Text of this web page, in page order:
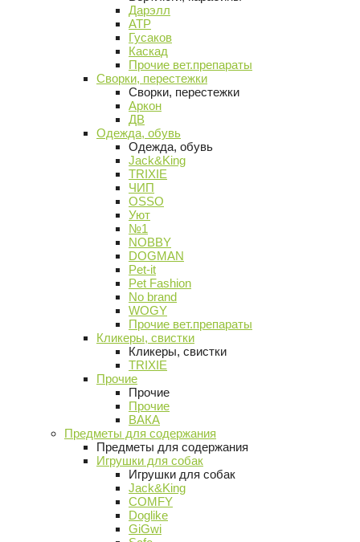
Дарэлл
АТР
Гусаков
Каскад
Прочие вет.препараты
Сворки, перестежки
Сворки, перестежки
Аркон
ДВ
Одежда, обувь
Одежда, обувь
Jack&King
TRIXIE
ЧИП
OSSO
Уют
№1
NOBBY
DOGMAN
Pet-it
Pet Fashion
No brand
WOGY
Прочие вет.препараты
Кликеры, свистки
Кликеры, свистки
TRIXIE
Прочие
Прочие
Прочие
ВАКА
Предметы для содержания
Предметы для содержания
Игрушки для собак
Игрушки для собак
Jack&King
COMFY
Doglike
GiGwi